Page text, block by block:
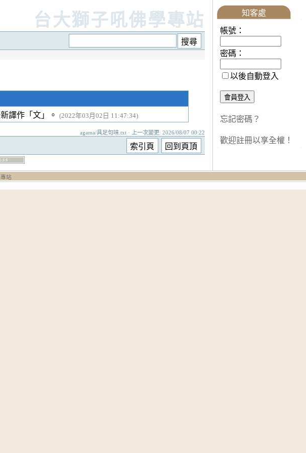
台大獅子吼佛學專站
譯作「文」。 (2022年03月02日 11:47:34)
agama/具足句味.txt · 上一次變更: 2026/08/07 00:22
知客處
帳號：
密碼：
以後自動登入
忘記密碼？
歡迎註冊以享全權！
站